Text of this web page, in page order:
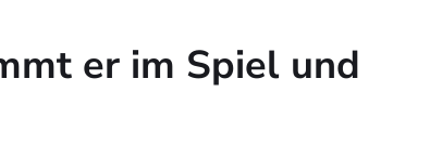
er im Spiel und